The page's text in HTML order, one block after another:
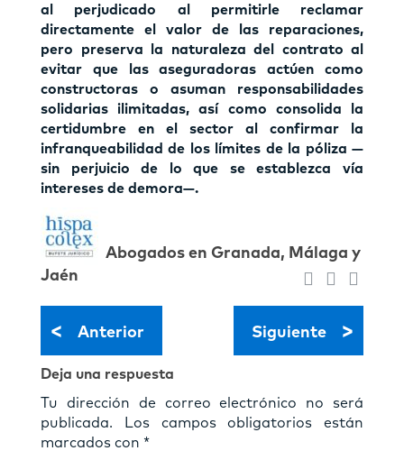
al perjudicado al permitirle reclamar
directamente el valor de las reparaciones,
pero preserva la naturaleza del contrato al
evitar que las aseguradoras actúen como
constructoras o asuman responsabilidades
solidarias ilimitadas, así como consolida la
certidumbre en el sector al confirmar la
infranqueabilidad de los límites de la póliza —
sin perjuicio de lo que se establezca vía
intereses de demora—.
Abogados en Granada, Málaga y
Jaén
< Anterior Siguiente >
Deja una respuesta
Tu dirección de correo electrónico no será
publicada.
Los campos obligatorios están
marcados con *